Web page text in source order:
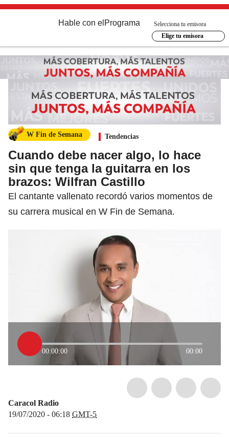
Hable con el Programa
Selecciona tu emisora
Elige tu emisora
W Fin de Semana Tendencias
Cuando debe nacer algo, lo hace
sin que tenga la guitarra en los
brazos: Wilfran Castillo
El cantante vallenato recordó varios momentos de
su carrera musical en W Fin de Semana.
00:00:00 00:00
Caracol Radio
19/07/2020 - 06:18 GMT-5